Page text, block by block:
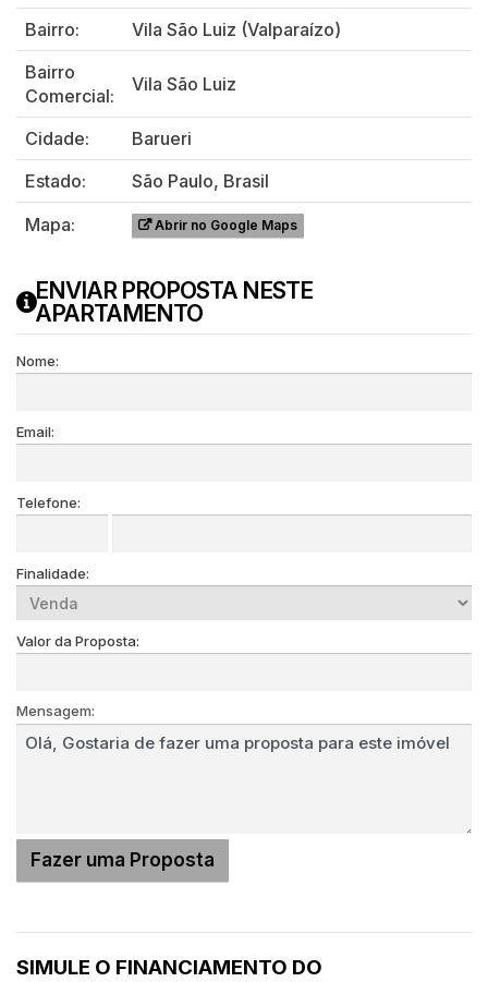
Bairro:
Vila São Luiz (Valparaízo)
Bairro
Comercial:
Vila São Luiz
Cidade:
Barueri
Estado:
São Paulo, Brasil
Mapa:
Abrir no Google Maps
ENVIAR PROPOSTA NESTE
APARTAMENTO
Nome:
Email:
Telefone:
Finalidade:
Valor da Proposta:
Mensagem:
SIMULE O FINANCIAMENTO DO